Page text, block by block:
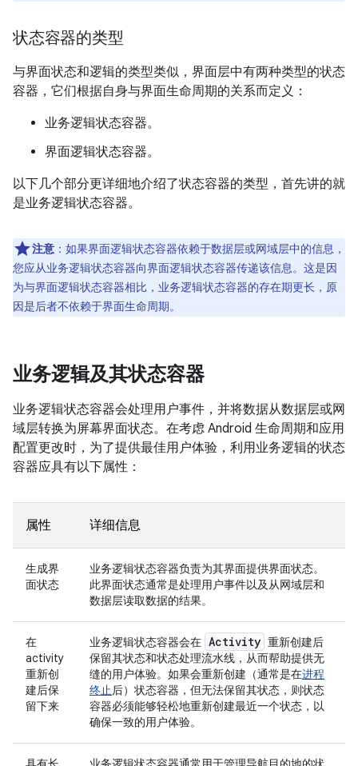
状态容器的类型
与界面状态和逻辑的类型类似，界面层中有两种类型的状态
容器，它们根据自身与界面生命周期的关系而定义：
业务逻辑状态容器。
界面逻辑状态容器。
以下几个部分更详细地介绍了状态容器的类型，首先讲的就
是业务逻辑状态容器。
注意 ：如果界面逻辑状态容器依赖于数据层或网域层中的信息，
您应从业务逻辑状态容器向界面逻辑状态容器传递该信息。这是因
为与界面逻辑状态容器相比，业务逻辑状态容器的存在期更长，原
因是后者不依赖于界面生命周期。
业务逻辑及其状态容器
业务逻辑状态容器会处理用户事件，并将数据从数据层或网
域层转换为屏幕界面状态。在考虑 Android 生命周期和应用
配置更改时，为了提供最佳用户体验，利用业务逻辑的状态
容器应具有以下属性：
属性 详细信息
生成界
面状态
业务逻辑状态容器负责为其界面提供界面状态。
此界面状态通常是处理用户事件以及从网域层和
数据层读取数据的结果。
在
activity
重新创
建后保
留下来
业务逻辑状态容器会在 Activity 重新创建后
保留其状态和状态处理流水线，从而帮助提供无
缝的用户体验。如果会重新创建（通常是在进程
终止后）状态容器，但无法保留其状态，则状态
容器必须能够轻松地重新创建最近一个状态，以
确保一致的用户体验。